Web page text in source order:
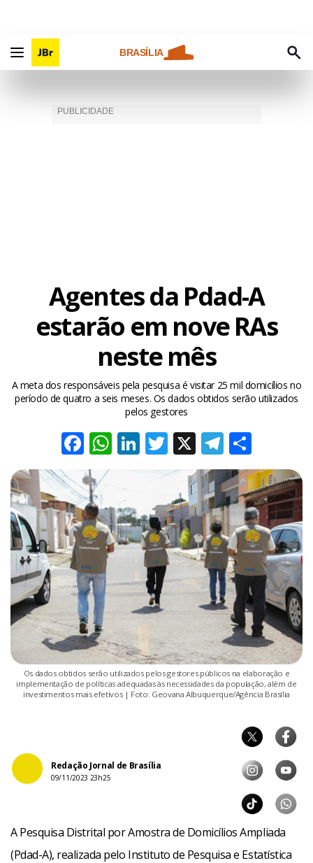
BRASÍLIA
Agentes da Pdad-A
estarão em nove RAs
neste mês
A meta dos responsáveis pela pesquisa é visitar 25 mil domicílios no
período de quatro a seis meses. Os dados obtidos serão utilizados
pelos gestores
Facebook
WhatsApp
LinkedIn
Twitter
X
Os dados obtidos serão utilizados pelos gestores públicos na elaboração e
implementação de políticas adequadas às necessidades da população, além de
investimentos mais efetivos | Foto: Geovana Albuquerque/Agência Brasília
Redação Jornal de Brasília
09/11/2023 23h25
A Pesquisa Distrital por Amostra de Domicílios Ampliada
(Pdad-A), realizada pelo Instituto de Pesquisa e Estatística